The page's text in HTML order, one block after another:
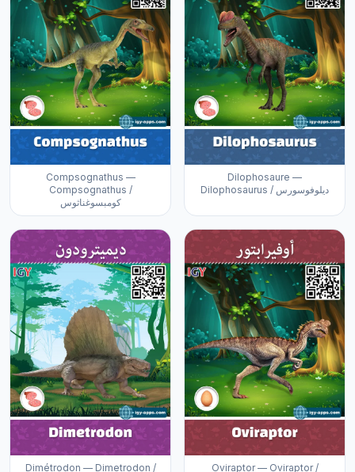
Compsognathus —
Compsognathus /
كومبسوغناثوس
Dilophosaure —
Dilophosaurus / ديلوفوسورس
Dimétrodon — Dimetrodon / Oviraptor — Oviraptor /